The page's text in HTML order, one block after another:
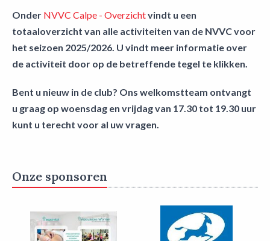
Onder NVVC Calpe - Overzichtvindt u een
totaaloverzicht van alle activiteiten van de NVVC voor
het seizoen 2025/2026. U vindt meer informatie over
de activiteit door op de betreffende tegel te klikken.
Bent u nieuw in de club? Ons welkomstteam ontvangt
u graag op woensdag en vrijdag van 17.30 tot 19.30 uur
kunt u terecht voor al uw vragen.
Onze sponsoren